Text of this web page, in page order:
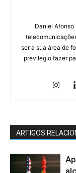
Daniel Afonso
ser a sua área de
previlegio fazer
ARTIGOS